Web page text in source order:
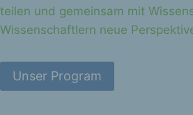
teilen und gemeinsam mit
Wissenschaftlern neue
Unser Program